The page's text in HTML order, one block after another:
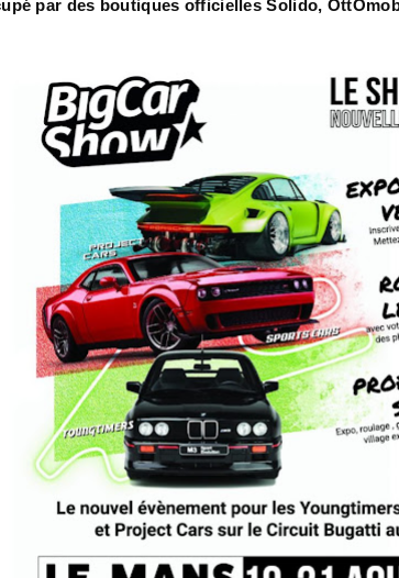
par des boutiques officielles Solido,